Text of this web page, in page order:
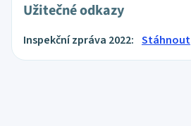
Užitečné odkazy
Inspekční zpráva 2022: Stáhnout